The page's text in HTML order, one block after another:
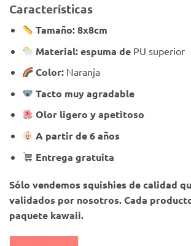
Características
Tamaño: 8x8cm
Material: espuma de PU superior
Color: Naranja
Tacto muy agradable
Olor ligero y apetitoso
A partir de 6 años
Entrega gratuita
Sólo vendemos squishies de calidad
validados por nosotros. Cada
paquete kawaii.